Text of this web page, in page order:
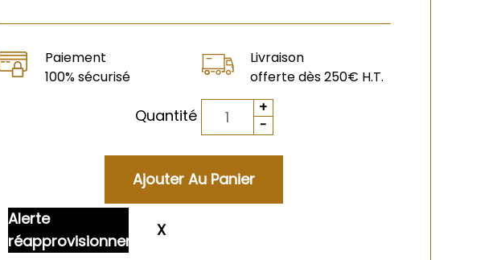
Paiement
100% sécurisé
Livraison
offerte dès 250€ H.T.
Quantité
Alerte
réapprovisionnement